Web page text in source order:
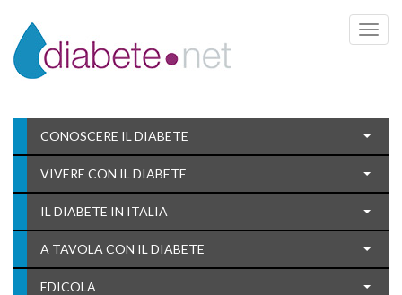
Toggle
CONOSCERE IL DIABETE
VIVERE CON IL DIABETE
IL DIABETE IN ITALIA
A TAVOLA CON IL DIABETE
EDICOLA